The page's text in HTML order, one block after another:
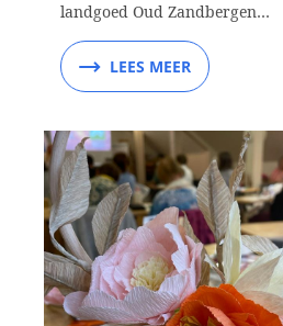
landgoed Oud Zandbergen…
LEES MEER